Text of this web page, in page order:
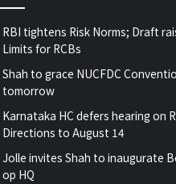
RBI tightens Risk Norms; Draft
Limits for RCBs
Shah to grace NUCFDC
tomorrow
Karnataka HC defers hearing on
Directions to August 14
Jolle invites Shah to inaugurate
op HQ